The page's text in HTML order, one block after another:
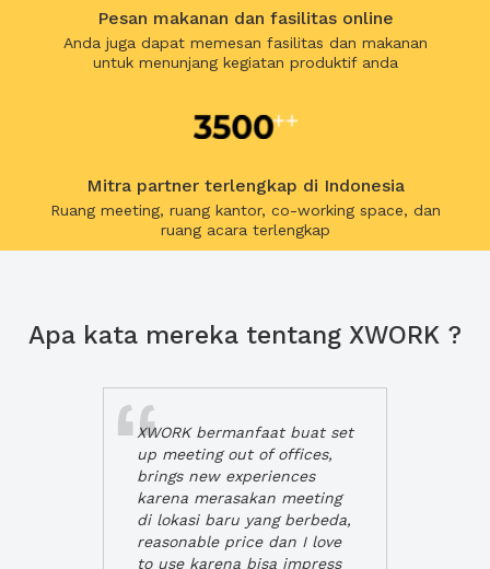
Pesan makanan dan fasilitas online
Anda juga dapat memesan fasilitas dan makanan
untuk menunjang kegiatan produktif anda
Mitra partner terlengkap di Indonesia
Ruang meeting, ruang kantor, co-working space, dan
ruang acara terlengkap
Apa kata mereka tentang XWORK ?
XWORK bermanfaat buat set
up meeting out of offices,
brings new experiences
karena merasakan meeting
di lokasi baru yang berbeda,
reasonable price dan I love
to use karena bisa impress